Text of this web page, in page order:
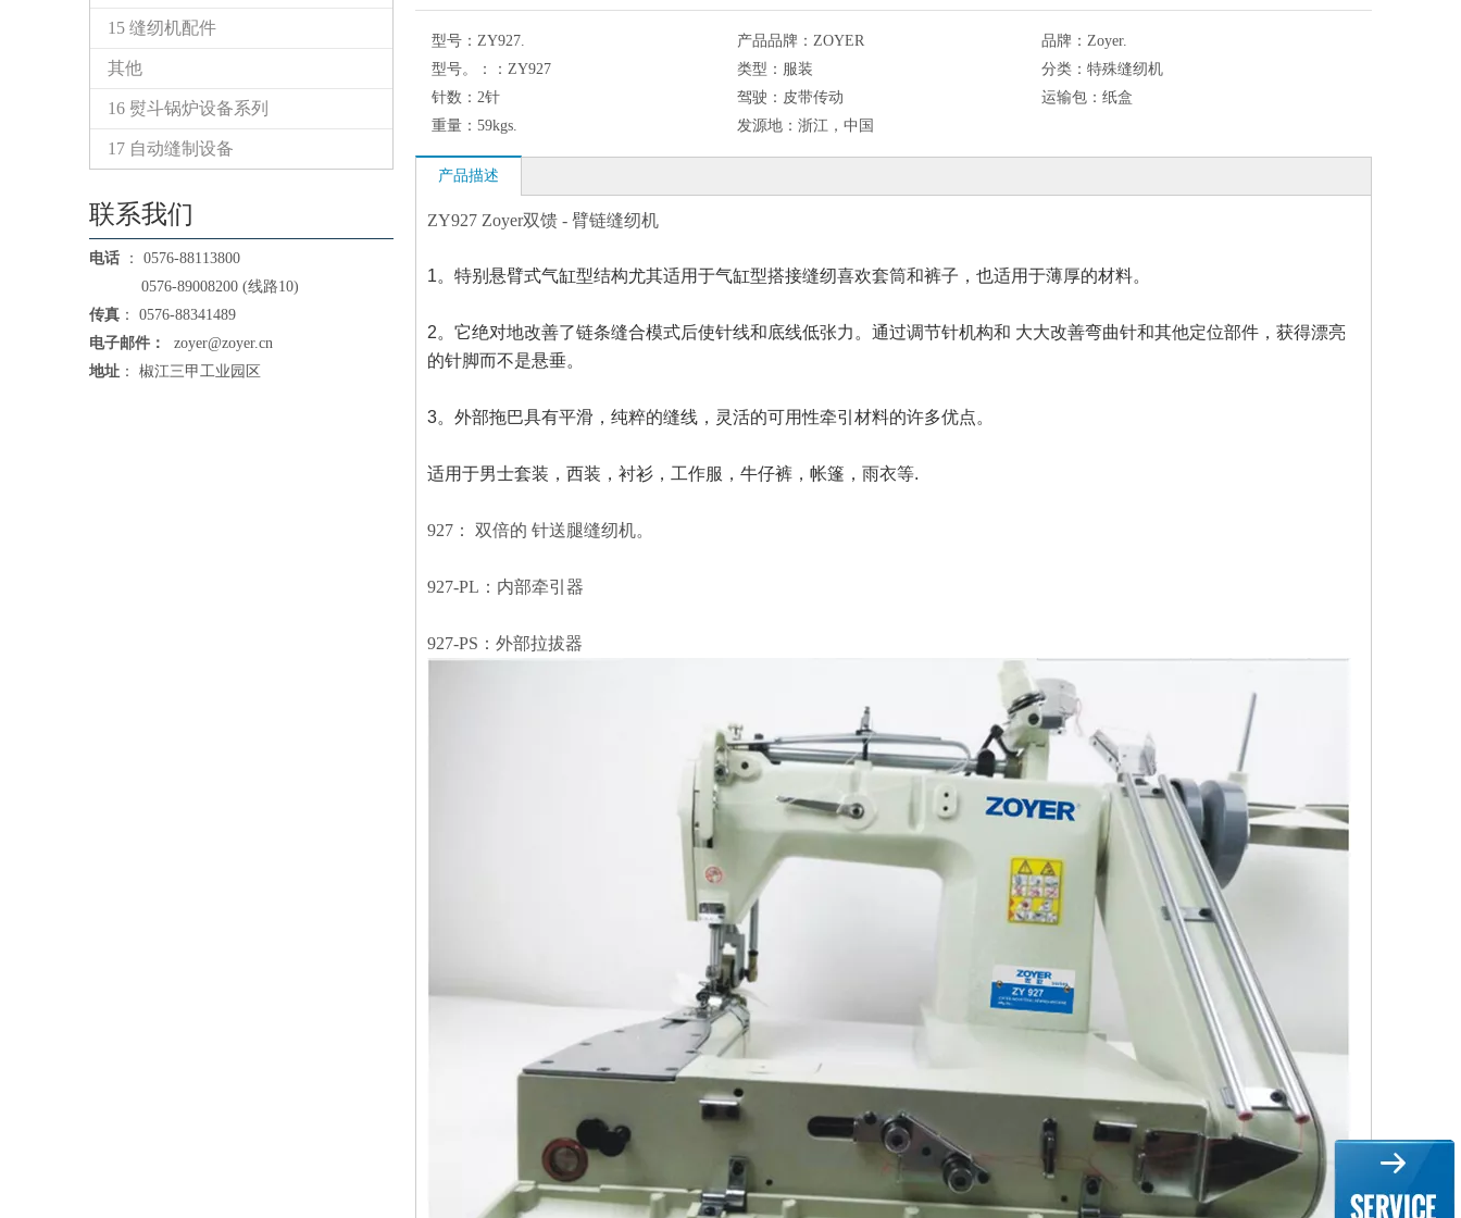
15 缝纫机配件
其他
16 熨斗锅炉设备系列
17 自动缝制设备
联系我们
电话 ： 0576-88113800
0576-89008200 (线路10)
传真 ： 0576-88341489
电子邮件：
zoyer@zoyer.cn
地址 ： 椒江三甲工业园区
型号： ZY927. 产品品牌： ZOYER 品牌： Zoyer.
型号。：： ZY927 类型： 服装 分类： 特殊缝纫机
针数： 2针 驾驶： 皮带传动 运输包： 纸盒
重量： 59kgs. 发源地： 浙江，中国
产品描述
ZY927 Zoyer双馈 - 臂链缝纫机
1。特别悬臂式气缸型结构尤其适用于气缸型搭接缝纫喜欢套筒和裤子，也适用于薄厚的材料。
2。它绝对地改善了链条缝合模式后使针线和底线低张力。通过调节针机构和 大大改善弯曲针和其他定位部件，获得漂亮
的针脚而不是悬垂。
3。外部拖巴具有平滑，纯粹的缝线，灵活的可用性牵引材料的许多优点。
适用于男士套装，西装，衬衫，工作服，牛仔裤，帐篷，雨衣等.
927： 双倍的 针送腿缝纫机。
927-PL：内部牵引器
927-PS：外部拉拔器